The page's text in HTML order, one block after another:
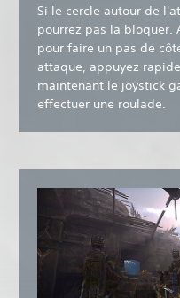
Si le cercle autour de
pourrez pas la bloquer.
pour faire un pas de
attaque, appuyez
maintenant le joystick
effectuer une roulade.